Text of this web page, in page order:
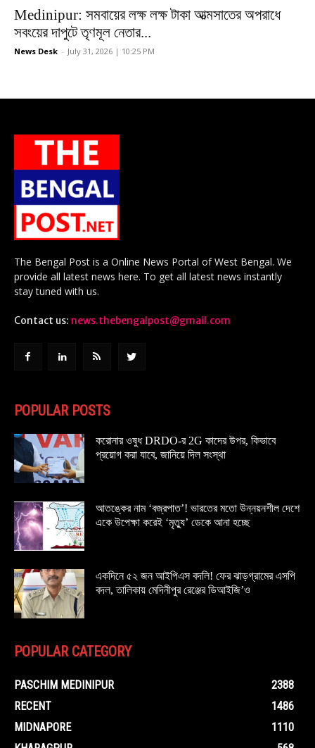
Medinipur: সমবায়ের লক্ষ লক্ষ টাকা আত্মসাতের অপরাধে
সবংয়ের দাপুটে তৃণমূল নেতার...
News Desk - July 31, 2026 | 10:25 PM
The Bengal Post is a Online News Portal of West Bengal. We
provide all latest news here. To get all latest news instantly
stay tuned with us.
Contact us: news.thebengalpost@gmail.com
POPULAR POSTS
করোনার ওষুধ DRDO-র 2G কাদের উপর, কিভাবে
প্রয়োগ করা যাবে, জানিয়ে দিল সংস্থা
আতঙ্কের নাম ‘বজ্রপাত’! ভারতের মতো উন্নয়নশীল দেশে
একে উপেক্ষা করেই ‘মৃত্যু’ ডেকে আনা হচ্ছে
একদিনে ৫২ জন আইপিএস বদলি! ফের ঝাড়গ্রামের এসপি
বদল, তালিকায় মেদিনীপুর রেঞ্জের ডিআইজি’ও
POPULAR CATEGORY
PASCHIM MEDINIPUR
2388
RECENT
1486
MIDNAPORE
1110